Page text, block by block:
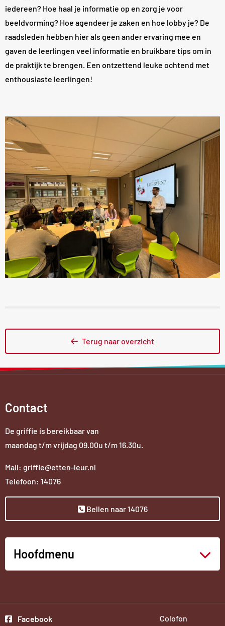
iedereen? Hoe haal je informatie op en zorg je voor
beeldvorming? Hoe agendeer je zaken en hoe lobby je? De
raadsleden hebben hier als geen ander ervaring mee en
gaven de leerlingen veel informatie en bruikbare tips om in
de praktijk te brengen. Een ontzettend leuke ochtend met
enthousiaste leerlingen!
Terug naar overzicht
Contact
De griffie is bereikbaar van
maandag t/m vrijdag 09.00u t/m 16.30u.
Mail: griffie@etten-leur.nl
Telefoon: 14076
Bellen naar 14076
Hoofdmenu
FacebookGa Colofon